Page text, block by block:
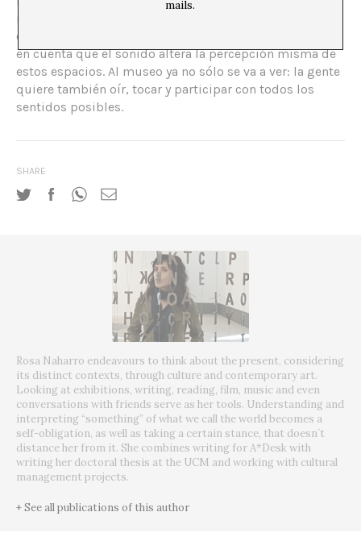
invisible en un espacio específico y hacer que la lectura
de las obras sea comprensible para el público teniendo
en cuenta que el sonido altera la percepción misma de
estos espacios. Al museo ya no sólo se va a ver: la gente
quiere también oír, tocar y participar con todos los
sentidos posibles.
SHARE
Rosa Naharro endeavours to think about the present, considering
its distinct contexts, through culture and contemporary art.
Looking at exhibitions, writing, reading, film, music and even
conversations with friends serve as her tools. Understanding and
interpreting “something” of what we call the world becomes a
self-obligation, as well as taking a certain stance, that doesn´t
distance her from it. She combines writing for A*Desk with
writing her doctoral thesis at the UCM and working with cultural
management projects.
+ See all publications of this author
mails.